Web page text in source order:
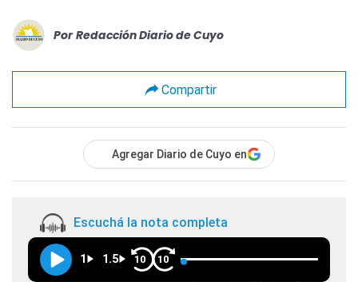
Por Redacción Diario de Cuyo
Compartir
Agregar Diario de Cuyo en
Escuchá la nota completa
1 1.5 10 10